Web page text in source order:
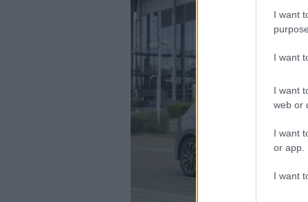
I want
I want
I want
web or
I want
or app.
I want